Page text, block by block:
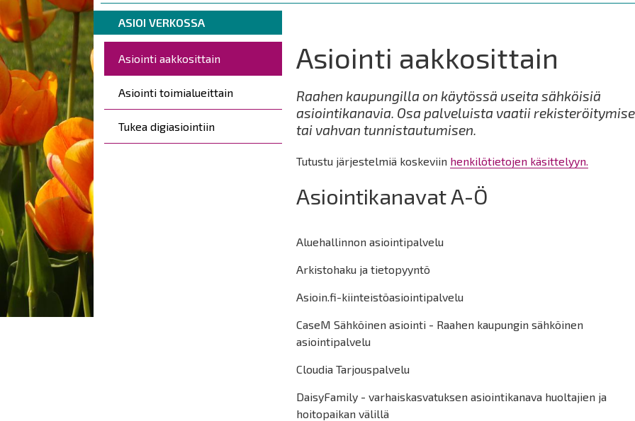
are
here:
Breadcrumbs
are
ASIOI VERKOSSA
Päävalikko
Asiointi aakkosittain
Asiointi toimialueittain
Tukea digiasiointiin
Asiointi aakkosittain
Raahen kaupungilla on käytössä useita sähköisiä
asiointikanavia. Osa palveluista vaatii
tai vahvan tunnistautumisen.
Tutustu järjestelmiä koskeviin henkilötietojen käsittelyyn.
Asiointikanavat A-Ö
Aluehallinnon asiointipalvelu
Arkistohaku ja tietopyyntö
Asioin.fi-kiinteistöasiointipalvelu
CaseM Sähköinen asiointi - Raahen kaupungin sähköinen
asiointipalvelu
Cloudia Tarjouspalvelu
DaisyFamily - varhaiskasvatuksen asiointikanava huoltajien ja
hoitopaikan välillä